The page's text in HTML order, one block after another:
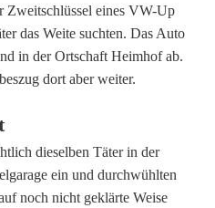
Zweitschlüssel eines VW-Up
das Weite suchten. Das Auto
in der Ortschaft Heimhof ab.
dort aber weiter.
dieselben Täter in der
ein und durchwühlten
noch nicht geklärte Weise